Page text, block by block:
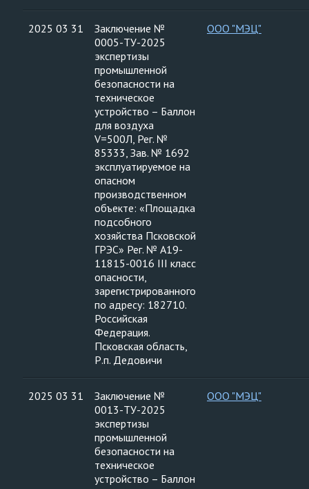
2025 03 31
Заключение №
0005-ТУ-2025
экспертизы
промышленной
безопасности на
техническое
устройство – Баллон
для воздуха
V=500Л, Рег. №
85333, Зав. № 1692
эксплуатируемое на
опасном
производственном
объекте: «Площадка
подсобного
хозяйства Псковской
ГРЭС» Рег. № А19-
11815-0016 III класс
опасности,
зарегистрированного
по адресу: 182710.
Российская
Федерация.
Псковская область,
Р.п. Дедовичи
ООО "МЭЦ"
2025 03 31
Заключение №
0013-ТУ-2025
экспертизы
промышленной
безопасности на
техническое
устройство – Баллон
ООО "МЭЦ"